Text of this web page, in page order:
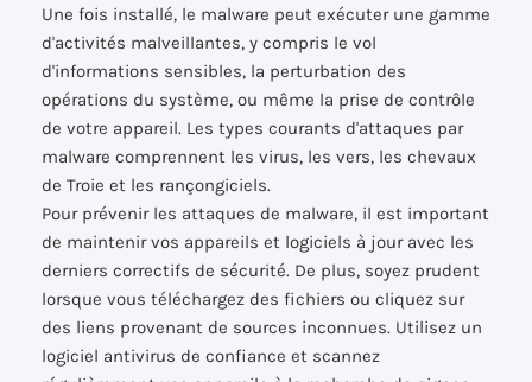
Une fois installé, le malware peut exécuter une gamme
d'activités malveillantes, y compris le vol
d'informations sensibles, la perturbation des
opérations du système, ou même la prise de contrôle
de votre appareil. Les types courants d'attaques par
malware comprennent les virus, les vers, les chevaux
de Troie et les rançongiciels.
Pour prévenir les attaques de malware, il est important
de maintenir vos appareils et logiciels à jour avec les
derniers correctifs de sécurité. De plus, soyez prudent
lorsque vous téléchargez des fichiers ou cliquez sur
des liens provenant de sources inconnues. Utilisez un
logiciel antivirus de confiance et scannez